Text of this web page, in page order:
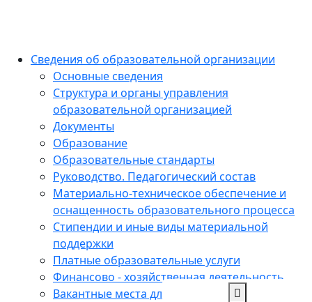
Сведения об образовательной организации
Основные сведения
Структура и органы управления
образовательной организацией
Документы
Образование
Образовательные стандарты
Руководство. Педагогический состав
Материально-техническое обеспечение и
оснащенность образовательного процесса
Стипендии и иные виды материальной
поддержки
Платные образовательные услуги
Финансово - хозяйственная деятельность
Вакантные места для приема (перевода)